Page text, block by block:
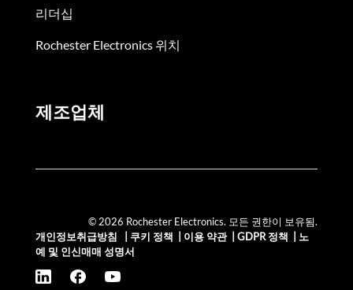
리더십
Rochester Electronics 위치
제조업체
© 2026 Rochester Electronics. 모든 권한이 보유됨.
개인정보취급방침
쿠키 정책 이용 약관| GDPR 정책
노
예 및 인신매매 성명서